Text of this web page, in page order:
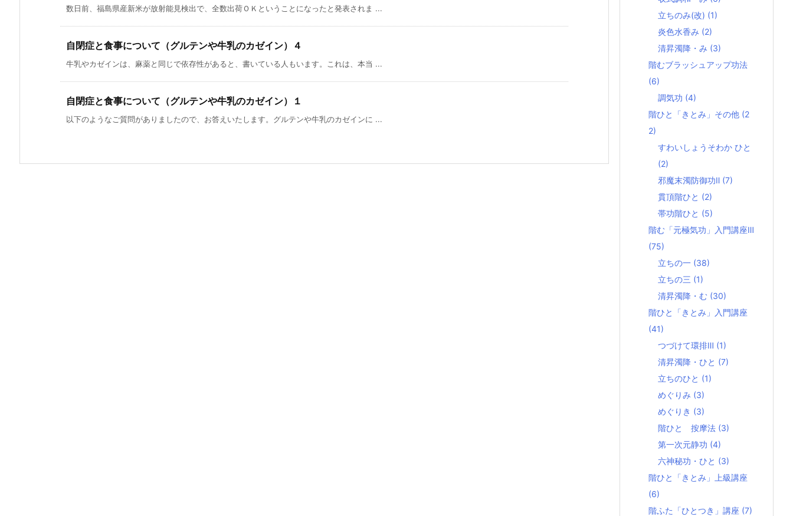
数日前、福島県産新米が放射能見検出で、全数出荷ＯＫということになったと発表されま ...
自閉症と食事について（グルテンや牛乳のカゼイン）４
牛乳やカゼインは、麻薬と同じで依存性があると、書いている人もいます。これは、本当 ...
自閉症と食事について（グルテンや牛乳のカゼイン）１
以下のようなご質問がありましたので、お答えいたします。グルテンや牛乳のカゼインに ...
立ちのみ(改) (1)
炎色水香み (2)
清昇濁降・み (3)
階むブラッシュアップ功法
(6)
調気功 (4)
階ひと「きとみ」その他 (2
2)
すわいしょうそわか ひと
(2)
邪魔末濁防御功Ⅱ (7)
貫頂階ひと (2)
帯功階ひと (5)
階む「元極気功」入門講座Ⅲ
(75)
立ちの一 (38)
立ちの三 (1)
清昇濁降・む (30)
階ひと「きとみ」入門講座
(41)
つづけて環排Ⅲ (1)
清昇濁降・ひと (7)
立ちのひと (1)
めぐりみ (3)
めぐりき (3)
階ひと 按摩法 (3)
第一次元静功 (4)
六神秘功・ひと (3)
階ひと「きとみ」上級講座
(6)
階ふた「ひとつき」講座 (7)